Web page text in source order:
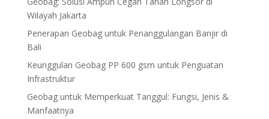
Wilayah Jakarta
Penerapan Geobag untuk Penanggulangan Banjir di
Bali
Keunggulan Geobag PP 600 gsm untuk Penguatan
Infrastruktur
Geobag untuk Memperkuat Tanggul: Fungsi, Jenis &
Manfaatnya